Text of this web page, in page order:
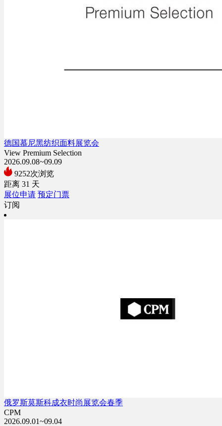
德国慕尼黑纺织面料展览会
View Premium Selection
2026.09.08~09.09
9252次浏览
距离 31 天
展位申请 预定门票
订阅
俄罗斯莫斯科成衣时尚展览会春季
CPM
2026.09.01~09.04